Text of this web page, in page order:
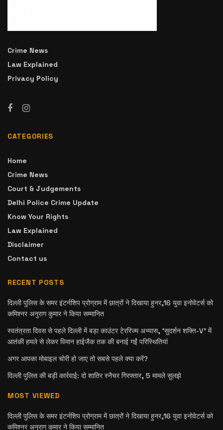
Crime News
Law Explained
Privacy Policy
CATEGORIES
Home
Crime News
Court & Judgements
Delhi Police Crime Update
Know Your Rights
Law Explained
Disclaimer
Contact us
RECENT POSTS
दिल्ली पुलिस के समर इंटर्नशिप प्रोग्राम में छात्रों ने दिखाया हुनर,16 युवा इनोवेटर्स को
कमिश्नर अनुराग कुमार ने किया सम्मानित
स्वतंत्रता दिवस से पहले दिल्ली में बड़ा काउंटर टेररिज्म अभ्यास, ‘सुदर्शन शक्ति-V’ में
आतंकी हमले से लेकर विमान हाईजैक तक की बनाई गईं परिस्थितियां
अगर आपका मोबाइल चोरी हो जाए तो सबसे पहले क्या करें?
दिल्ली पुलिस की बड़ी कार्रवाई: दो शातिर स्नैचर गिरफ्तार, 5 मामले सुलझे
MOST VIEWED
दिल्ली पुलिस के समर इंटर्नशिप प्रोग्राम में छात्रों ने दिखाया हुनर,16 युवा इनोवेटर्स को
कमिश्नर अनुराग कुमार ने किया सम्मानित